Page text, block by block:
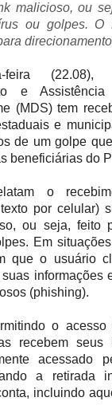
malicioso, ou
ou golpes. O
feira
e
(MDS) tem
e
de um golpe
beneficiárias do
o
por celular)
ou seja, feito
Em
que o usuário
informações
(phishing).
o
recebem seus
acessado
a retirada
incluindo